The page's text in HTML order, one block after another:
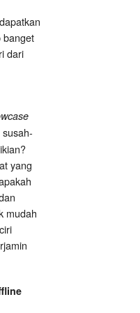
banget
dari
yang
mudah